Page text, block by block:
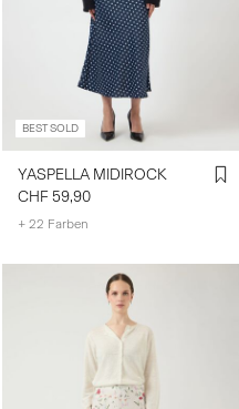
BEST SOLD
YASPELLA MIDIROCK
CHF 59,90
+ 22 Farben